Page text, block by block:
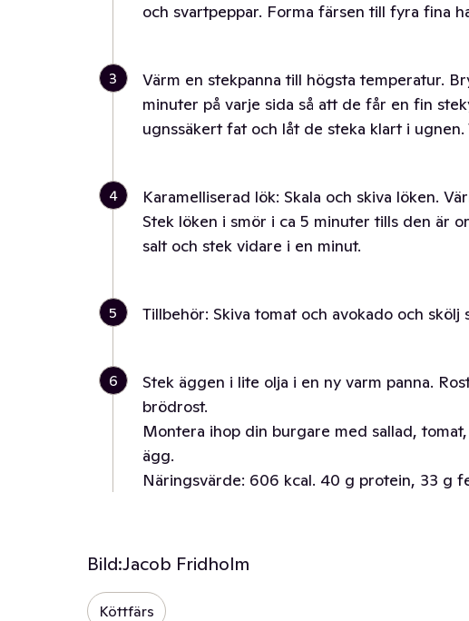
och svartpeppar. Forma färsen till fyra fina
3
Värm en stekpanna till högsta temperatur.
minuter på varje sida så att de får en fin
ugnssäkert fat och låt de steka klart i ugnen.
4
Karamelliserad lök: Skala och skiva löken.
Stek löken i smör i ca 5 minuter tills den är
salt och stek vidare i en minut.
5 Tillbehör: Skiva tomat och avokado och skölj
6
Stek äggen i lite olja i en ny varm panna.
brödrost.
Montera ihop din burgare med sallad,
ägg.
Näringsvärde: 606 kcal. 40 g protein, 33 g
Bild:Jacob Fridholm
Köttfärs